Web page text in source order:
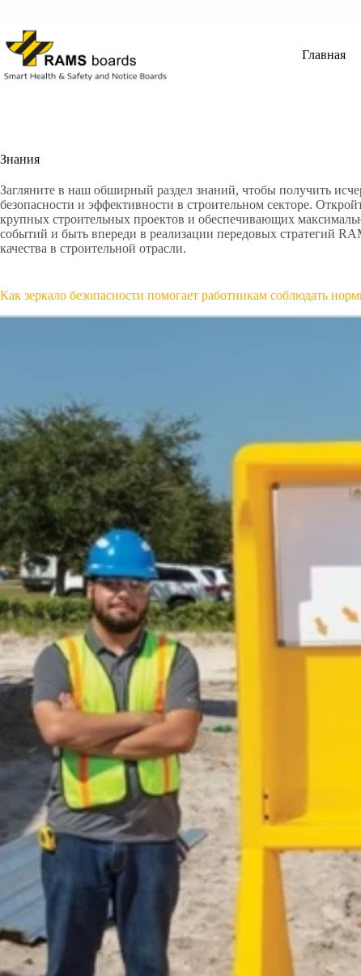
сути
Главная
Знания
Загляните в наш обширный раздел знаний, чтобы получить
безопасности и эффективности в строительном секторе.
крупных строительных проектов и обеспечивающих
событий и быть впереди в реализации передовых стратегий
качества в строительной отрасли.
Как зеркало безопасности помогает работникам соблюдать